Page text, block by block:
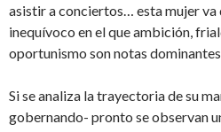
asistir a conciertos… esta mujer
inequívoco en el que ambición,
oportunismo son notas
Si se analiza la trayectoria de su
gobernando- pronto se observan